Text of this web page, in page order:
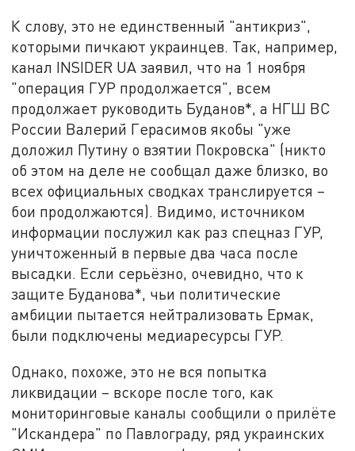
К слову, это не единственный "антикриз",
которыми пичкают украинцев. Так, например,
канал INSIDER UA заявил, что на 1 ноября
"операция ГУР продолжается", всем
продолжает руководить Буданов*, а НГШ ВС
России Валерий Герасимов якобы "уже
доложил Путину о взятии Покровска" (никто
об этом на деле не сообщал даже близко, во
всех официальных сводках транслируется –
бои продолжаются). Видимо, источником
информации послужил как раз спецназ ГУР,
уничтоженный в первые два часа после
высадки. Если серьёзно, очевидно, что к
защите Буданова*, чьи политические
амбиции пытается нейтрализовать Ермак,
были подключены медиаресурсы ГУР.
Однако, похоже, это не вся попытка
ликвидации – вскоре после того, как
мониторинговые каналы сообщили о прилёте
"Искандера" по Павлограду, ряд украинских